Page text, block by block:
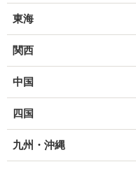
東海
関西
中国
四国
九州・沖縄